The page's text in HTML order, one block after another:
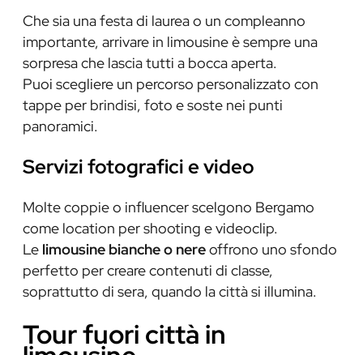
Che sia una festa di laurea o un compleanno
importante, arrivare in limousine è sempre una
sorpresa che lascia tutti a bocca aperta.
Puoi scegliere un percorso personalizzato con
tappe per brindisi, foto e soste nei punti
panoramici.
Servizi fotografici e video
Molte coppie o influencer scelgono Bergamo
come location per shooting e videoclip.
Le limousine bianche o nereoffrono uno sfondo
perfetto per creare contenuti di classe,
soprattutto di sera, quando la città si illumina.
Tour fuori città in